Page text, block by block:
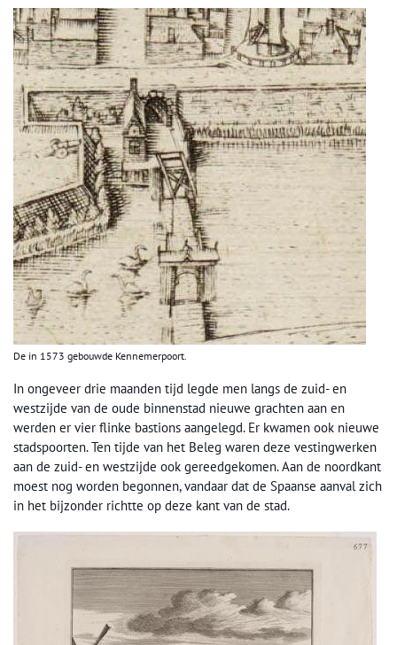
De in 1573 gebouwde Kennemerpoort.
In ongeveer drie maanden tijd legde men langs de zuid- en
westzijde van de oude binnenstad nieuwe grachten aan en
werden er vier flinke bastions aangelegd. Er kwamen ook nieuwe
stadspoorten. Ten tijde van het Beleg waren deze vestingwerken
aan de zuid- en westzijde ook gereedgekomen. Aan de noordkant
moest nog worden begonnen, vandaar dat de Spaanse aanval zich
in het bijzonder richtte op deze kant van de stad.